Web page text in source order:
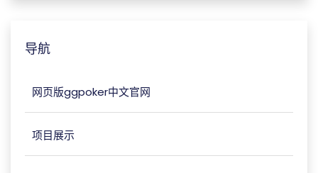
导航
网页版ggpoker中文官网
项目展示